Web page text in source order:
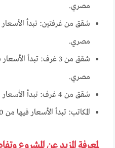
مصري.
مصري.
مصري.
شقق من 4 غرف: تبدأ الأسعار من 10,500,000 جنيه مصري.
المكاتب: تبدأ الأسعار فيها من 4,800,000 جنيه مصري.
لمعرفة المزيد عن المشروع